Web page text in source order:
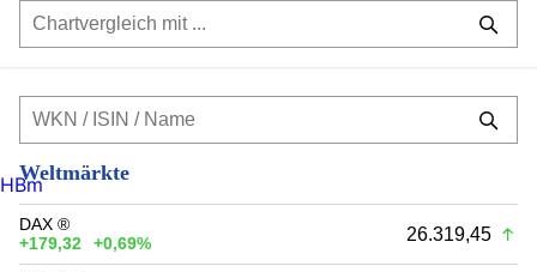
Weltmärkte
DAX ®
+179,32
+0,69% 26.319,45
HBm